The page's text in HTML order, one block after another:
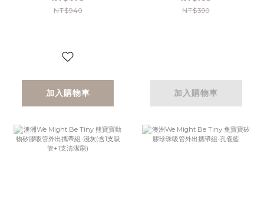
NT$940
加入購物車
1支吸管+1支清潔刷)
NT$390
加入購物車